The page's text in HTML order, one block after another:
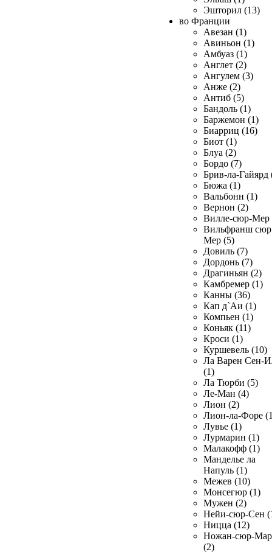
Эшторил (13)
во Франции
Авезан (1)
Авиньон (1)
Амбуаз (1)
Англет (2)
Ангулем (3)
Анже (2)
Антиб (5)
Бандоль (1)
Баржемон (1)
Биарриц (16)
Биот (1)
Блуа (2)
Бордо (7)
Брив-ла-Гайярд
Бюжа (1)
Вальбонн (1)
Вернон (2)
Вилле-сюр-Мер
Вильфранш сюр
Мер (5)
Довиль (7)
Дордонь (7)
Драгиньян (2)
Камбремер (1)
Канны (36)
Кап д`Аи (1)
Компьен (1)
Коньяк (11)
Кроси (1)
Куршевель (10)
Ла Варен Сен-
(1)
Ла Тюрби (5)
Ле-Ман (4)
Лион (2)
Лион-ла-Форе
Лувье (1)
Лурмарин (1)
Малакофф (1)
Манделье ла
Напуль (1)
Межев (10)
Монсегюр (1)
Мужен (2)
Нейи-сюр-Сен
Ницца (12)
Ножан-сюр-
(2)